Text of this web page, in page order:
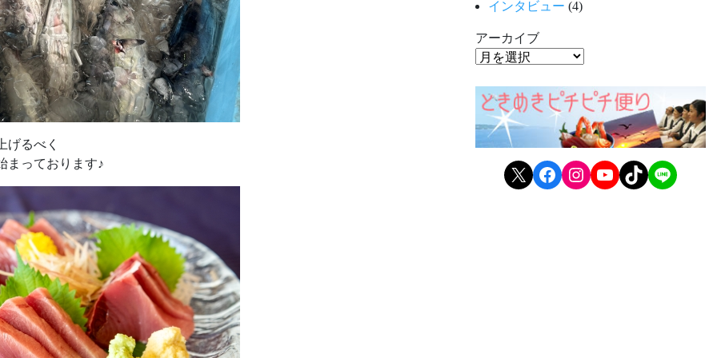
げるべく
まっております♪
インタビュー (4)
アーカイブ
X Facebook Instagram YouTube TikTok LINE